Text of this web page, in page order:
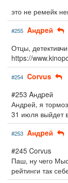
это не ремейк
#255 Aндpeй
Отцы,
https://
#254 Corvus
#253 Aндpeй
Андрей, я
31 июля выйдет
#253 Aндpeй
#245 Corvus
Паш, ну чего
рейтинги так